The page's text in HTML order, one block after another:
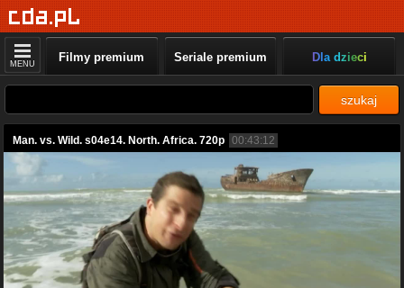
MENU Filmy premium Seriale premium Dla dzieci
szukaj
Man. vs. Wild. s04e14. North. Africa. 720p 00:43:12